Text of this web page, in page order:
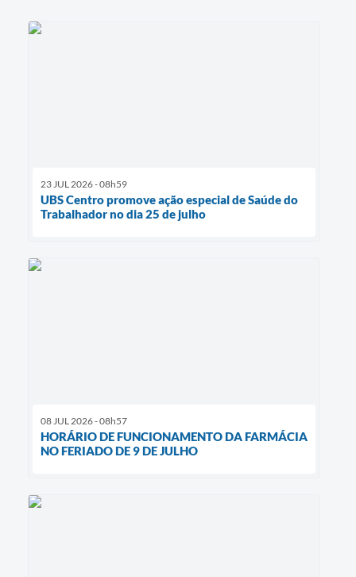
23 JUL 2026 - 08h59
UBS Centro promove ação especial de Saúde do
Trabalhador no dia 25 de julho
08 JUL 2026 - 08h57
HORÁRIO DE FUNCIONAMENTO DA FARMÁCIA
NO FERIADO DE 9 DE JULHO